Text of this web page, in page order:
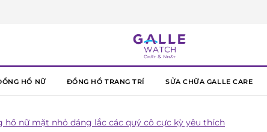
HỒ NỮ ĐỒNG HỒ TRANG TRÍ SỬA CHỮA GALLE CARE
hồ nữ mặt nhỏ dáng lắc các quý cô cực kỳ yêu thích